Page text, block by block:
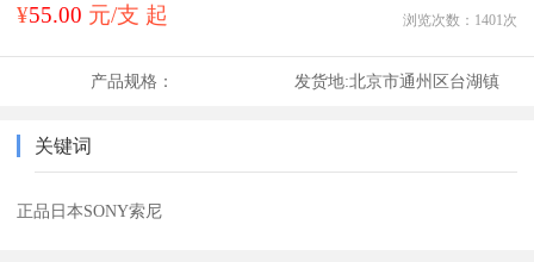
¥55.00 元/支 起 浏览次数： 1401 次
产品规格： 发货地:北京市通州区台湖镇
关键词
正品日本SONY索尼